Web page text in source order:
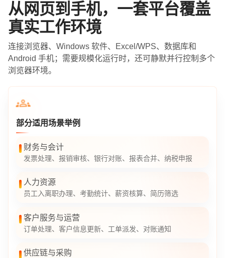
从网页到手机，一套平台覆盖
真实工作环境
连接浏览器、Windows 软件、Excel/WPS、数据库和
Android 手机；需要规模化运行时，还可静默并行控制多个
浏览器环境。
部分适用场景举例
财务与会计
发票处理、报销审核、银行对账、报表合并、纳税申报
人力资源
员工入离职办理、考勤统计、薪资核算、简历筛选
客户服务与运营
订单处理、客户信息更新、工单派发、对账通知
供应链与采购